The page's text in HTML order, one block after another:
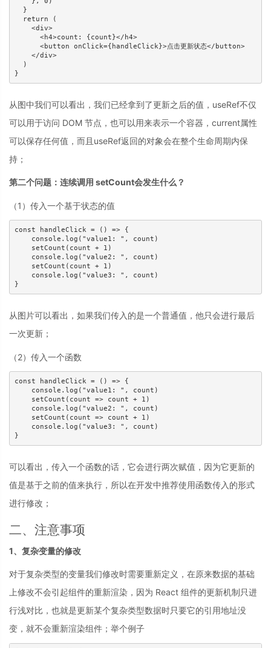
  }
  return (
    <div>
      <h4>count: {count}</h4>
      <button onClick={handleClick}>点击更新状态</button>
    </div>
  )
从图中我们可以看出，我们已经拿到了更新之后的值，useRef不仅
可以用于访问 DOM 节点，也可以用来表示一个容器，current属性
可以保存任何值，而且useRef返回的对象会在整个生命周期内保
持；
第二个问题：连续调用 setCount会发生什么？
（1）传入一个基于状态的值
const handleClick = () => {
    console.log("value1: ", count)
    setCount(count + 1)
    console.log("value2: ", count)
    setCount(count + 1)
    console.log("value3: ", count)
从图片可以看出，如果我们传入的是一个普通值，他只会进行最后
一次更新；
（2）传入一个函数
const handleClick = () => {
    console.log("value1: ", count)
    setCount(count => count + 1)
    console.log("value2: ", count)
    setCount(count => count + 1)
    console.log("value3: ", count)
可以看出，传入一个函数的话，它会进行两次赋值，因为它更新的
值是基于之前的值来执行，所以在开发中推荐使用函数传入的形式
进行修改；
二、注意事项
1、复杂变量的修改
对于复杂类型的变量我们修改时需要重新定义，在原来数据的基础
上修改不会引起组件的重新渲染，因为 React 组件的更新机制只进
行浅对比，也就是更新某个复杂类型数据时只要它的引用地址没
变，就不会重新渲染组件；举个例子